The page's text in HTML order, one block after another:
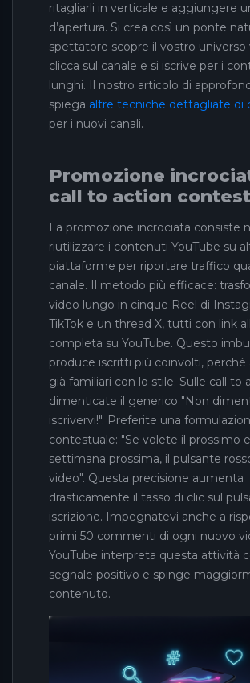
ritagliarli in verticale e aggiungere
d’apertura. Si crea così un ponte
spettatore scopre il vostro universo
clicca sul canale e si iscrive per i
lunghi. Il nostro articolo di
spiega altre tecniche dettagliate di
per i nuovi canali.
Promozione
call to action
La promozione incrociata consiste
riutilizzare i contenuti YouTube su
piattaforme per riportare traffico
canale. Il metodo più efficace:
video lungo in cinque Reel di
TikTok e un thread X, tutti con link
completa su YouTube. Questo
produce iscritti più coinvolti, perché
già familiari con lo stile. Sulle call to
dimenticate il generico "Non
iscrivervi!". Preferite una
contestuale: "Se volete il prossimo
settimana prossima, il pulsante
video". Questa precisione aumenta
drasticamente il tasso di clic sul
iscrizione. Impegnatevi anche a
primi 50 commenti di ogni nuovo
YouTube interpreta questa attività
segnale positivo e spinge
contenuto.